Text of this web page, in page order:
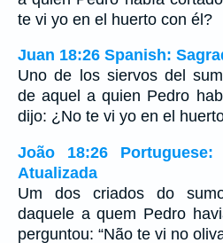
te vi yo en el huerto con él?
Juan 18:26 Spanish:
Uno de los siervos del
de aquel a quien Pedro
dijo: ¿No te vi yo en el
João 18:26
Atualizada
Um dos criados do
daquele a quem Pedro
perguntou: “Não te vi no